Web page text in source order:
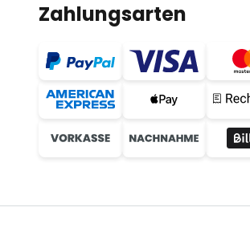
Zahlungsarten